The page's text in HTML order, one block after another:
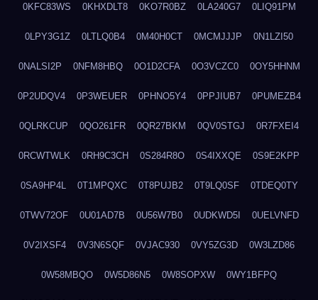
0KFC83WS 0KHXDLT8 0KO7R0BZ 0LA240G7 0LIQ91PM
0LPY3G1Z 0LTLQ0B4 0M40H0CT 0MCMJJJP 0N1LZI50
0NALSI2P 0NFM8HBQ 0O1D2CFA 0O3VCZC0 0OY5HHNM
0P2UDQV4 0P3WEUER 0PHNO5Y4 0PPJIUB7 0PUMEZB4
0QLRKCUP 0QO261FR 0QR27BKM 0QV0STGJ 0R7FXEI4
0RCWTWLK 0RH9C3CH 0S284R8O 0S4IXXQE 0S9E2KPP
0SA9HP4L 0T1MPQXC 0T8PUJB2 0T9LQ0SF 0TDEQ0TY
0TWV72OF 0U01AD7B 0U56W7B0 0UDKWD5I 0UELVNFD
0V2IXSF4 0V3N6SQF 0VJAC930 0VY5ZG3D 0W3LZD86
0W58MBQO 0W5D86N5 0W8SOPXW 0WY1BFPQ